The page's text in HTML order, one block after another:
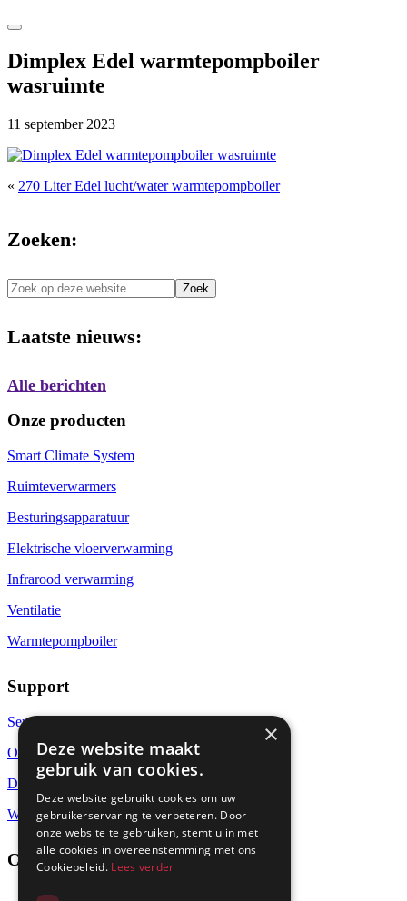
Dimplex Edel warmtepompboiler
wasruimte
11 september 2023
« 270 Liter Edel lucht/water warmtepompboiler
Zoeken:
Zoek
op
website
Laatste nieuws:
Alle berichten
Onze producten
Smart Climate System
Ruimteverwarmers
Besturingsapparatuur
Elektrische vloerverwarming
Infrarood verwarming
Ventilatie
Warmtepompboiler
Support
Service
Over ons
Downloads
Warmteberekening
Contact
info@dimplex.nl
×
Deze website maakt
gebruik van cookies.
Deze website gebruikt cookies om uw
gebruikerservaring te verbeteren. Door
onze website te gebruiken, stemt u in met
alle cookies in overeenstemming met ons
Cookiebeleid. Lees verder